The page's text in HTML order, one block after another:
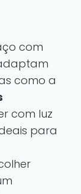
com
como a
com luz
para